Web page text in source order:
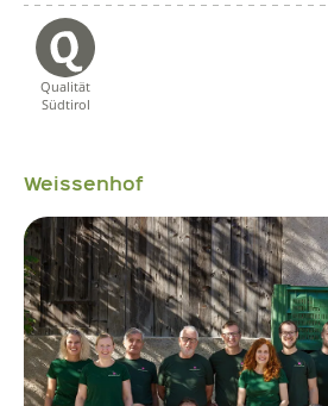
Qualität
Südtirol
Weissenhof